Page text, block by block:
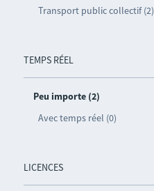
Transport public collectif (2)
TEMPS RÉEL
Peu importe (2)
Avec temps réel (0)
LICENCES